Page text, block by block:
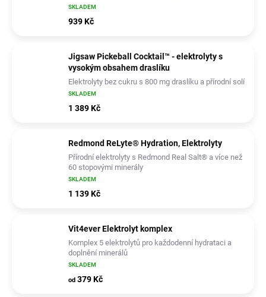
SKLADEM
939 Kč
Jigsaw Pickeball Cocktail™ - elektrolyty s
vysokým obsahem draslíku
Elektrolyty bez cukru s 800 mg draslíku a přírodní solí
Redmond Real Salt®
SKLADEM
1 389 Kč
Redmond ReLyte® Hydration, Elektrolyty
Přírodní elektrolyty s Redmond Real Salt® a více než
60 stopovými minerály
SKLADEM
1 139 Kč
Vit4ever Elektrolyt komplex
Komplex 5 elektrolytů pro každodenní hydrataci a
doplnění minerálů
SKLADEM
od 379 Kč